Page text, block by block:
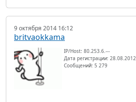
9 октября 2014 16:12
britvaokkama
IP/Host: 80.253.6.---
Дата регистрации: 28.08.2012
Сообщений: 5 279